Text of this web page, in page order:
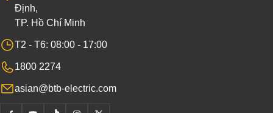
Định,
TP. Hồ Chí Minh
T2 - T6: 08:00 - 17:00
1800 2274
asian@btb-electric.com